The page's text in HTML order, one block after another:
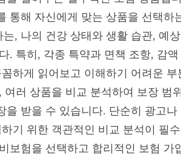
통해 자신에게 맞는 상품을 선택하
, 나의 건강 상태와 생활 습관, 예
. 특히, 각종 특약과 면책 조항, 감
하게 읽어보고 이해하기 어려운
러 상품을 비교 분석하여 보장 범
받을 수 있습니다. 단순히 광고
기 위한 객관적인 비교 분석이 필
보험을 선택하고 합리적인 보험 가